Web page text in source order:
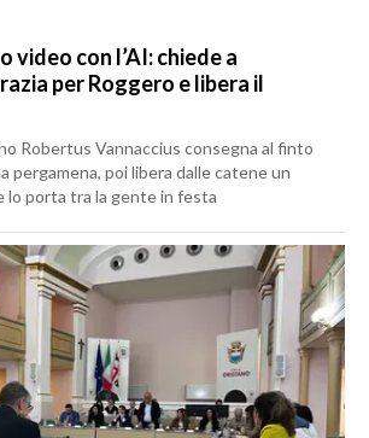
video con l’AI: chiede a
per Roggero e libera il
Robertus Vannaccius consegna al finto
pergamena, poi libera dalle catene un
lo porta tra la gente in festa